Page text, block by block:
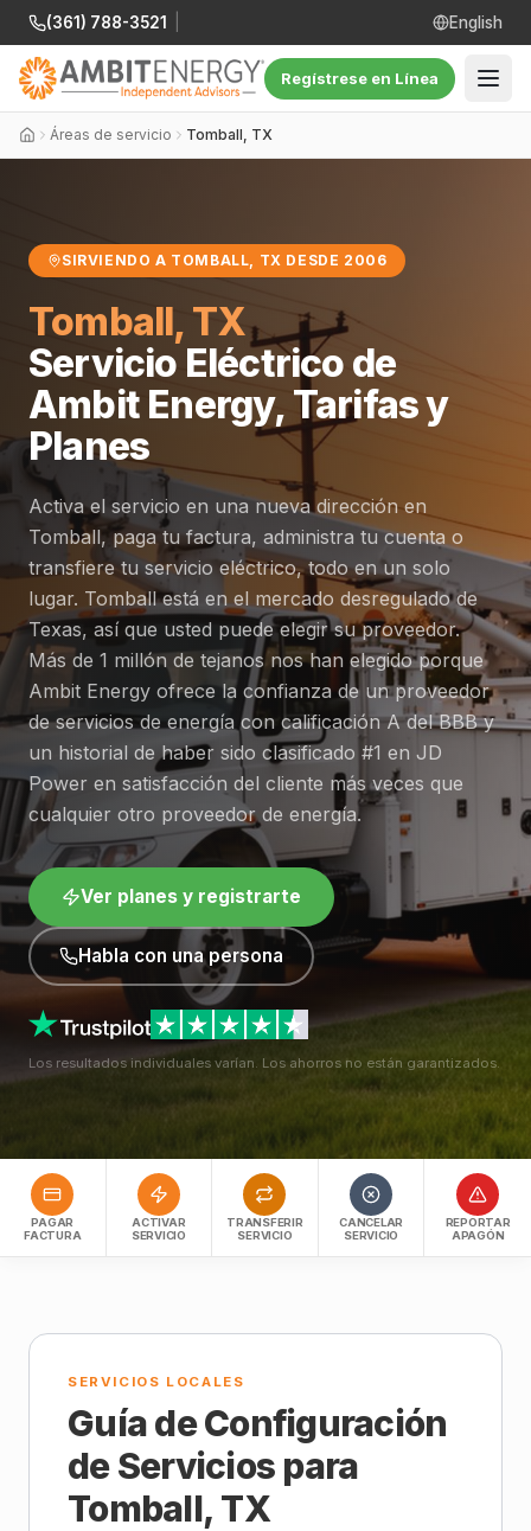
(361) 788-3521 English
Regístrese en Línea
Áreas de servicio Tomball, TX
SIRVIENDO A TOMBALL, TX DESDE 2006
Tomball, TX
Servicio Eléctrico de
Ambit Energy, Tarifas y
Planes
Activa el servicio en una nueva dirección en
Tomball, paga tu factura, administra tu cuenta o
transfiere tu servicio eléctrico, todo en un solo
lugar. Tomball está en el mercado desregulado de
Texas, así que usted puede elegir su proveedor.
Más de 1 millón de tejanos nos han elegido porque
Ambit Energy ofrece la confianza de un proveedor
de servicios de energía con calificación A del BBB y
un historial de haber sido clasificado #1 en JD
Power en satisfacción del cliente más veces que
cualquier otro proveedor de energía.
Ver planes y registrarte
Habla con una persona
Los resultados individuales varían. Los ahorros no están garantizados.
PAGAR
FACTURA
ACTIVAR
SERVICIO
TRANSFERIR
SERVICIO
CANCELAR
SERVICIO
REPORTAR
APAGÓN
SERVICIOS LOCALES
Guía de Configuración
de Servicios para
Tomball, TX